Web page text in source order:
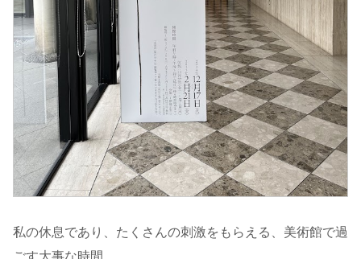
私の休息であり、たくさんの刺激をもらえる、美術館で過
ごす大事な時間。